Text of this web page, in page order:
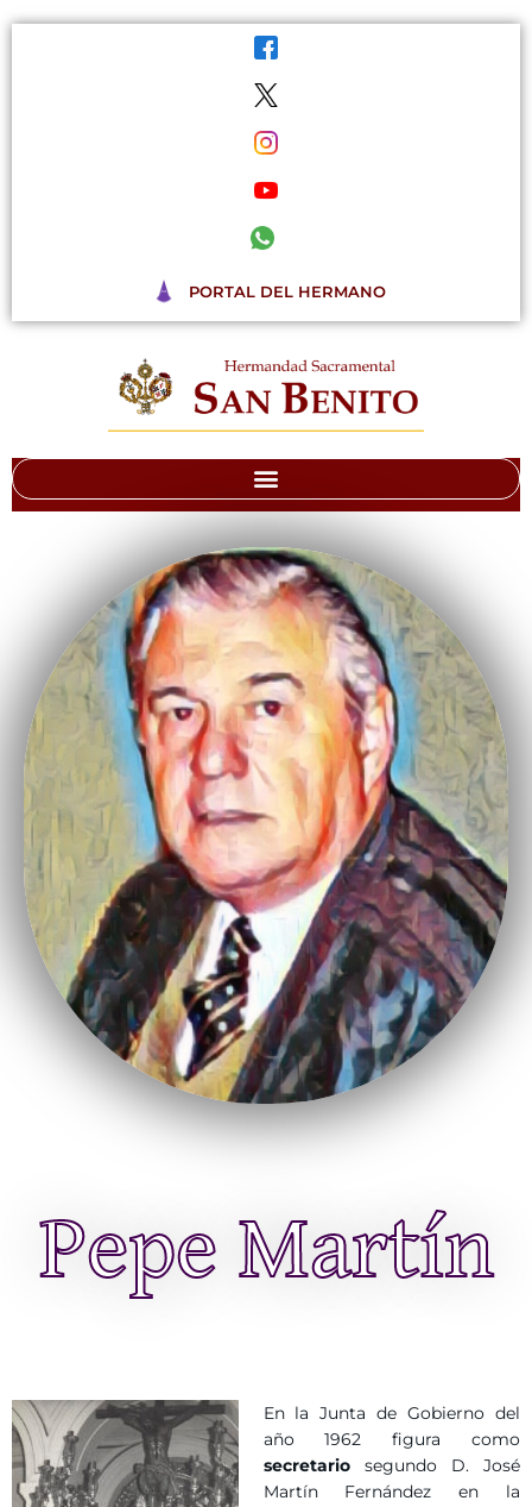
PORTAL DEL HERMANO
Pepe Martín
En la Junta de Gobierno del
año 1962 figura como
secretariosegundo D. José
Martín Fernández en la